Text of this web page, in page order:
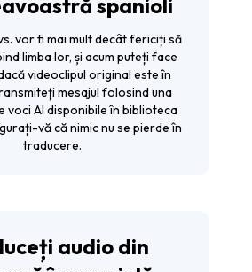
spanioli
vor fi mai mult decât fericiți să
limba lor, și acum puteți face
videoclipul original este în
mesajul folosind una
voci AI disponibile în biblioteca
vă că nimic nu se pierde în
traducere.
audio din